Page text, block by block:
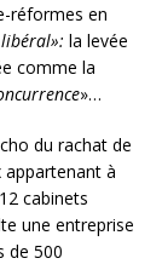
réformes en
la levée
comme la
»…
du rachat de
appartenant à
cabinets
une entreprise
de 500